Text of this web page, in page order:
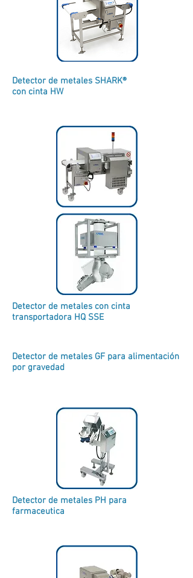
Detector de metales SHARK®
con cinta HW
Detector de metales con cinta
transportadora HQ SSE
Detector de metales GF para alimentación
por gravedad
Detector de metales PH para
farmaceutica